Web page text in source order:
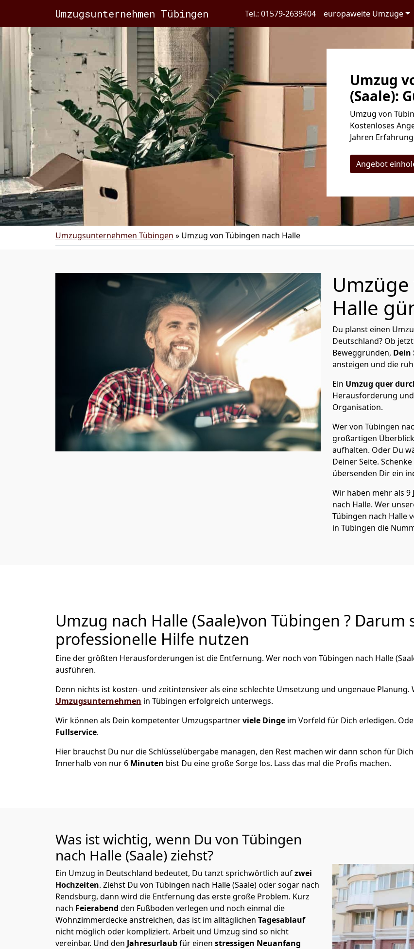
Umzugsunternehmen Tübingen Tel.: 01579-2639404 europaweite Umzüge
Umzug
(Saale):
Umzug von
Kostenloses
Jahren Erfahrung
Angebot
Umzugsunternehmen Tübingen » Umzug von Tübingen nach Halle
Halle
Du planst einen
Deutschland? Ob
Beweggründen, Dein
ansteigen und die
Ein Umzug quer
Herausforderung
Organisation.
Wer von Tübingen
großartigen
aufhalten. Oder Du
Deiner Seite.
übersenden Dir ein
Wir haben mehr als 9
nach Halle. Wer
Tübingen nach Halle
in Tübingen die
Umzug nach Halle (Saale)von Tübingen ? Darum
professionelle Hilfe nutzen
Eine der größten Herausforderungen ist die Entfernung. Wer noch von Tübingen nach Halle
ausführen.
Denn nichts ist kosten- und zeitintensiver als eine schlechte Umsetzung und ungenaue Planung.
Umzugsunternehmen in Tübingen erfolgreich unterwegs.
Wir können als Dein kompetenter Umzugspartnerviele Dinge im Vorfeld für Dich erledigen.
Fullservice.
Hier brauchst Du nur die Schlüsselübergabe managen, den Rest machen wir dann schon für
Innerhalb von nur 6 Minuten bist Du eine große Sorge los. Lass das mal die Profis machen.
Was ist wichtig, wenn Du von Tübingen
nach Halle (Saale) ziehst?
Ein Umzug in Deutschland bedeutet, Du tanzt sprichwörtlich aufzwei
Hochzeiten. Ziehst Du von Tübingen nach Halle (Saale) oder sogar nach
Rendsburg, dann wird die Entfernung das erste große Problem. Kurz
nach Feierabend den Fußboden verlegen und noch einmal die
Wohnzimmerdecke anstreichen, das ist im alltäglichen Tagesablauf
nicht möglich oder kompliziert. Arbeit und Umzug sind so nicht
vereinbar. Und den Jahresurlaubfür einen stressigen Neuanfang